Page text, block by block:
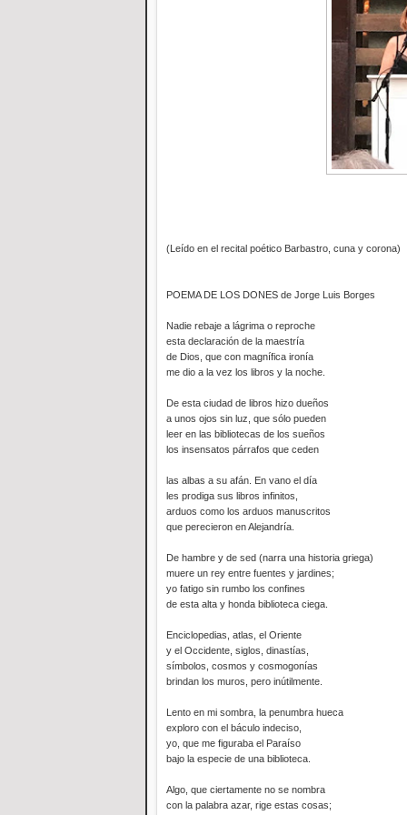
(Leído en el recital poético Barbastro, cuna y corona)
POEMA DE LOS DONES de Jorge Luis Borges
Nadie rebaje a lágrima o reproche
esta declaración de la maestría
de Dios, que con magnífica ironía
me dio a la vez los libros y la noche.
De esta ciudad de libros hizo dueños
a unos ojos sin luz, que sólo pueden
leer en las bibliotecas de los sueños
los insensatos párrafos que ceden
las albas a su afán. En vano el día
les prodiga sus libros infinitos,
arduos como los arduos manuscritos
que perecieron en Alejandría.
De hambre y de sed (narra una historia griega)
muere un rey entre fuentes y jardines;
yo fatigo sin rumbo los confines
de esta alta y honda biblioteca ciega.
Enciclopedias, atlas, el Oriente
y el Occidente, siglos, dinastías,
símbolos, cosmos y cosmogonías
brindan los muros, pero inútilmente.
Lento en mi sombra, la penumbra hueca
exploro con el báculo indeciso,
yo, que me figuraba el Paraíso
bajo la especie de una biblioteca.
Algo, que ciertamente no se nombra
con la palabra azar, rige estas cosas;